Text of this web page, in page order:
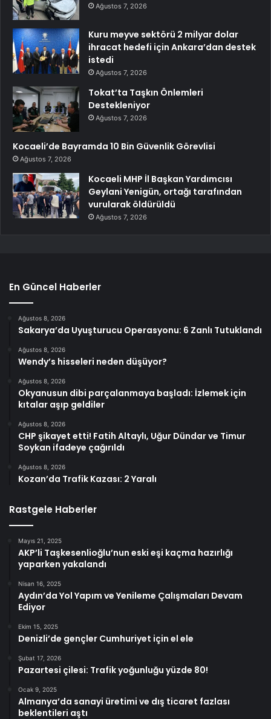
Ağustos 7, 2026
Kuru meyve sektörü 2 milyar dolar
ihracat hedefi için Ankara’dan destek
istedi
Ağustos 7, 2026
Tokat’ta Taşkın Önlemleri
Destekleniyor
Ağustos 7, 2026
Kocaeli’de Bayramda 10 Bin Güvenlik Görevlisi
Ağustos 7, 2026
Kocaeli MHP İl Başkan Yardımcısı
Geylani Yenigün, ortağı tarafından
vurularak öldürüldü
Ağustos 7, 2026
En Güncel Haberler
Ağustos 8, 2026
Sakarya’da Uyuşturucu Operasyonu: 6 Zanlı Tutuklandı
Ağustos 8, 2026
Wendy’s hisseleri neden düşüyor?
Ağustos 8, 2026
Okyanusun dibi parçalanmaya başladı: İzlemek için
kıtalar aşıp geldiler
Ağustos 8, 2026
CHP şikayet etti! Fatih Altaylı, Uğur Dündar ve Timur
Soykan ifadeye çağırıldı
Ağustos 8, 2026
Kozan’da Trafik Kazası: 2 Yaralı
Rastgele Haberler
Mayıs 21, 2025
AKP’li Taşkesenlioğlu’nun eski eşi kaçma hazırlığı
yaparken yakalandı
Nisan 16, 2025
Aydın’da Yol Yapım ve Yenileme Çalışmaları Devam
Ediyor
Ekim 15, 2025
Denizli’de gençler Cumhuriyet için el ele
Şubat 17, 2026
Pazartesi çilesi: Trafik yoğunluğu yüzde 80!
Ocak 9, 2025
Almanya’da sanayi üretimi ve dış ticaret fazlası
beklentileri aştı